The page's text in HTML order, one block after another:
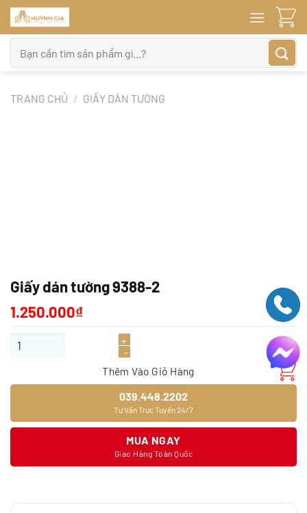
Bỏ
qua
nội
dung
kiếm:
TRANG CHỦ / GIẤY DÁN TƯỜNG
Giấy dán tường 9388-2
1.250.000₫
Giấy dán tường 9388-2 số lượng
Thêm Vào Giỏ Hàng
039.448.2202
Tư Vấn Trực Tuyến 24/7
MUA NGAY
Giao Hàng Toàn Quốc